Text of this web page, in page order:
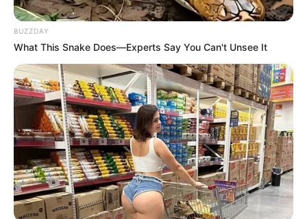
Serem! 9 Chat Ojek Online &
Pelanggan Ini Bikin Auto
Merinding
BUZZDAY
What This Snake Does—Experts Say You Can't Unsee It